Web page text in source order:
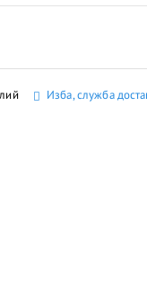
Изба, служба